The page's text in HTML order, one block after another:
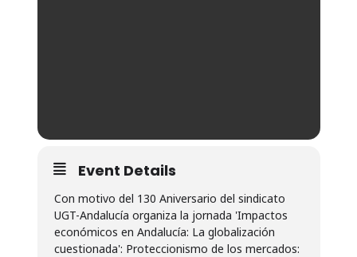
Event Details
Con motivo del 130 Aniversario del sindicato
UGT-Andalucía organiza la jornada 'Impactos
económicos en Andalucía: La globalización
cuestionada': Proteccionismo de los mercados: